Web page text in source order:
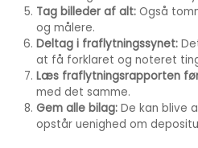
Tag billeder af alt: Også
og målere.
Deltag i fraflytningssynet:
at få forklaret og noteret
Læs fraflytningsrapporten
med det samme.
Gem alle bilag: De kan blive
opstår uenighed om